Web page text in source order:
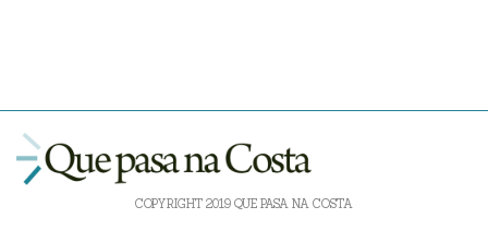
COPYRIGHT 2019 QUE PASA NA COSTA